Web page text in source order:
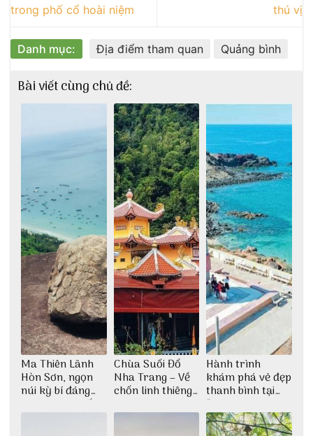
trong phố cổ hoài niệm
thú vị
Danh mục: Địa điểm tham quan Quảng bình
Bài viết cùng chủ đề:
Ma Thiên Lãnh
Hòn Sơn, ngọn
núi kỳ bí đáng
khám phá nhất
Chùa Suối Đổ
Nha Trang – Về
chốn linh thiêng
thiền định
Hành trình
khám phá vẻ đẹp
thanh bình tại
Đảo Phú Quý